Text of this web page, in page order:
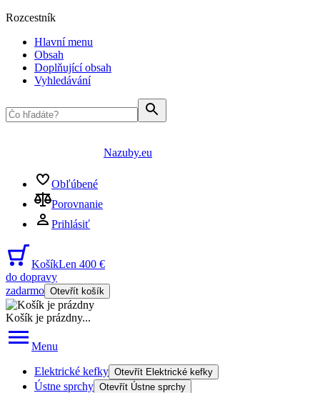
Rozcestník
Hlavní menu
Obsah
Doplňující obsah
Vyhledávání
Nazuby.eu
Obľúbené
Porovnanie
Prihlásiť
KošíkLen 400 €
do dopravy
zadarmo Otevřít košík
Košík je prázdny...
Menu
Elektrické kefky Otevřít Elektrické kefky
Ústne sprchy Otevřít Ústne sprchy